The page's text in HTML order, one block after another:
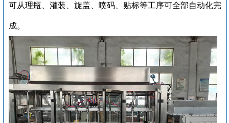
可从理瓶、灌装、旋盖、喷码、贴标等工序可全部自动化完
成。